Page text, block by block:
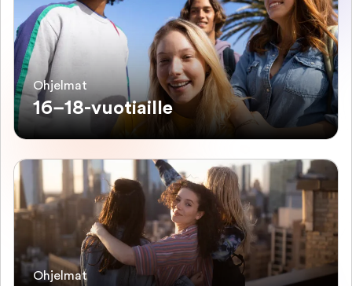
Ohjelmat
16–18-vuotiaille
Ohjelmat